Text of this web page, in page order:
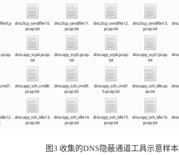
图3 收集的DNS 隐蔽通道工具示意样本